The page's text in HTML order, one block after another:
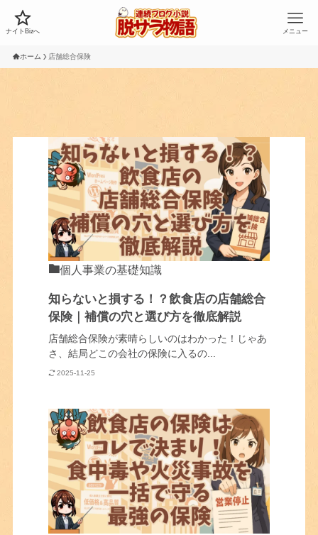
ナイトBizへ メニュー
ホーム 店舗総合保険
個人事業の基礎知識
知らないと損する！？飲食店の店舗総合
保険｜補償の穴と選び方を徹底解説
店舗総合保険が素晴らしいのはわかった！じゃあ
さ、結局どこの会社の保険に入るの...
2025-11-25